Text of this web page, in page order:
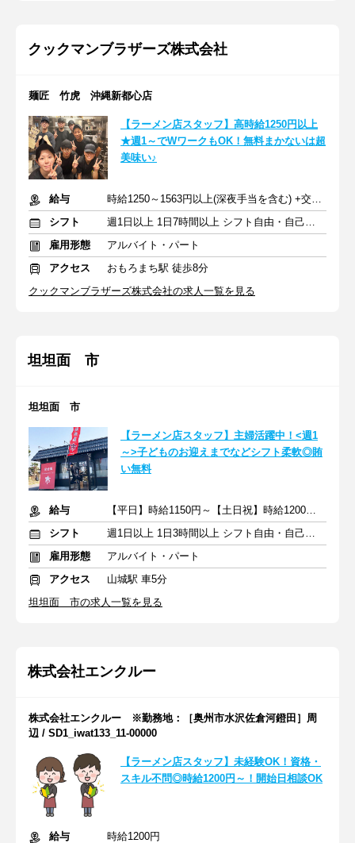
クックマンブラザーズ株式会社
麺匠 竹虎 沖縄新都心店
【ラーメン店スタッフ】高時給1250円以上
★週1～でWワークもOK！無料まかないは超
美味い♪
給与
時給1250～1563円以上(深夜手当を含む) +交通費
シフト
週1日以上 1日7時間以上 シフト自由・自己申告
雇用形態
アルバイト・パート
アクセス
おもろまち駅 徒歩8分
クックマンブラザーズ株式会社の求人一覧を見る
坦坦面 市
坦坦面 市
【ラーメン店スタッフ】主婦活躍中！<週1
～>子どものお迎えまでなどシフト柔軟◎賄
い無料
給与
【平日】時給1150円～【土日祝】時給1200円～
シフト
週1日以上 1日3時間以上 シフト自由・自己申告
雇用形態
アルバイト・パート
アクセス
山城駅 車5分
坦坦面 市の求人一覧を見る
株式会社エンクルー
株式会社エンクルー ※勤務地：［奥州市水沢佐倉河鐙田］周
辺 / SD1_iwat133_11-00000
【ラーメン店スタッフ】未経験OK！資格・
スキル不問◎時給1200円～！開始日相談OK
給与
時給1200円